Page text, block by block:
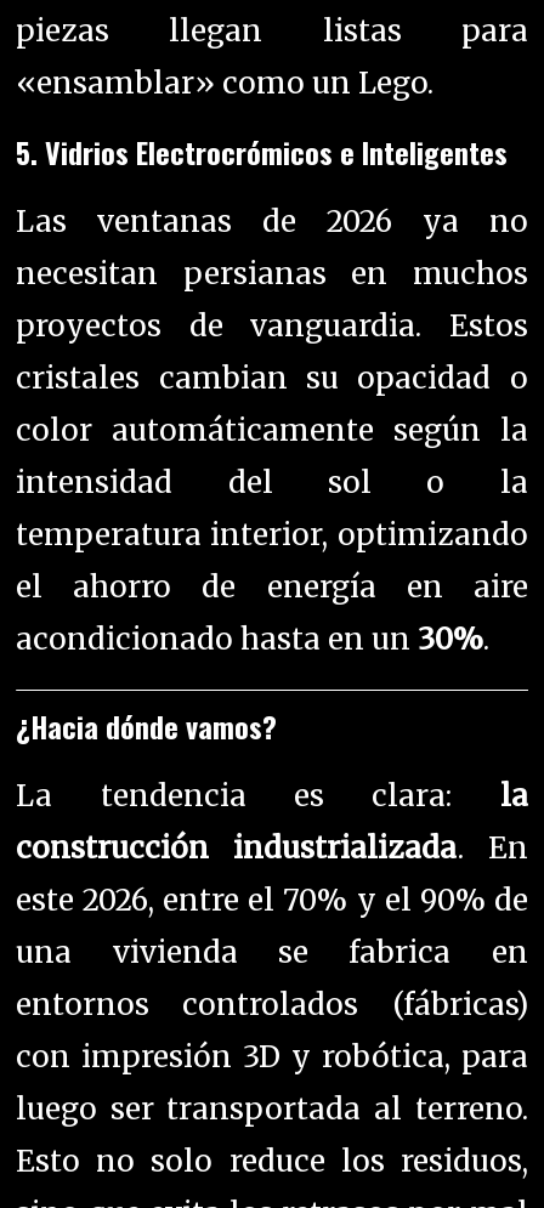
piezas llegan listas para
«ensamblar» como un Lego.
5.Vidrios Electrocrómicos e Inteligentes
Las ventanas de 2026 ya no
necesitan persianas en muchos
proyectos de vanguardia. Estos
cristales cambian su opacidad o
color automáticamente según la
intensidad del sol o la
temperatura interior, optimizando
el ahorro de energía en aire
acondicionado hasta en un 30%.
¿Hacia dónde vamos?
La tendencia es clara: la
construcción industrializada.
En
este 2026, entre el 70% y el 90% de
una vivienda se fabrica en
entornos controlados (fábricas)
con impresión 3D y robótica, para
luego ser transportada al terreno.
Esto no solo reduce los residuos,